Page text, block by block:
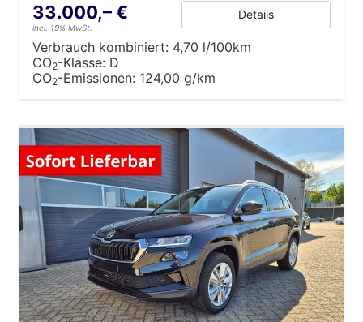
33.000,– €
incl. 19% MwSt.
Details
Verbrauch kombiniert: 4,70 l/100km
CO2-Klasse: D
CO2-Emissionen: 124,00 g/km